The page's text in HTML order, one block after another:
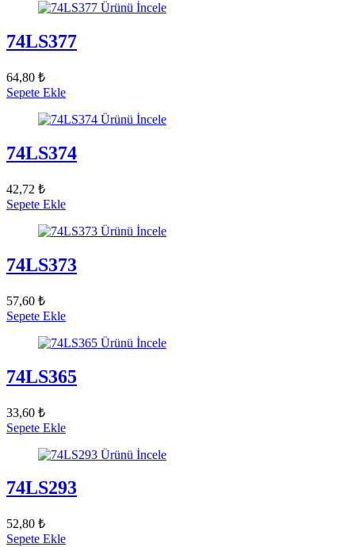
Ürünü İncele
74LS377
64,80 ₺
Sepete Ekle
Ürünü İncele
74LS374
42,72 ₺
Sepete Ekle
Ürünü İncele
74LS373
57,60 ₺
Sepete Ekle
Ürünü İncele
74LS365
33,60 ₺
Sepete Ekle
Ürünü İncele
74LS293
52,80 ₺
Sepete Ekle